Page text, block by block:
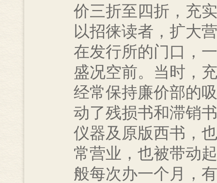
价三折至四折，充
以招徕读者，扩大
在发行所的门口，
盛况空前。当时，
经常保持廉价部的
动了残损书和滞销
仪器及原版西书，
常营业，也被带动
般每次办一个月，